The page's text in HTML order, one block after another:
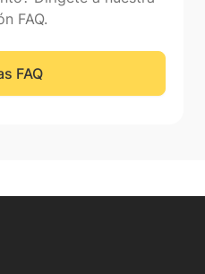
FAQ.
FAQ